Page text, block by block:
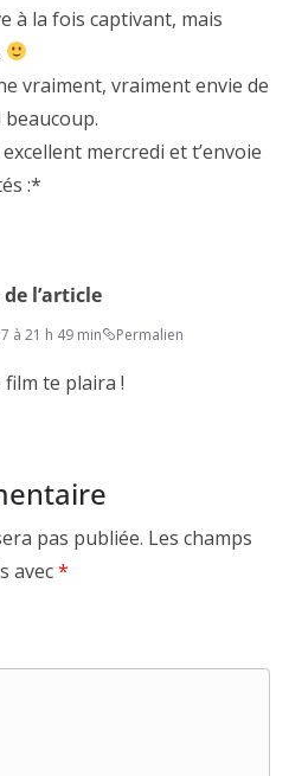
à la fois captivant, mais
vraiment, vraiment envie de
mercredi et t’envoie
:*
l’article
à 21 h 49 min Permalien
film te plaira !
pas publiée. Les champs
avec*